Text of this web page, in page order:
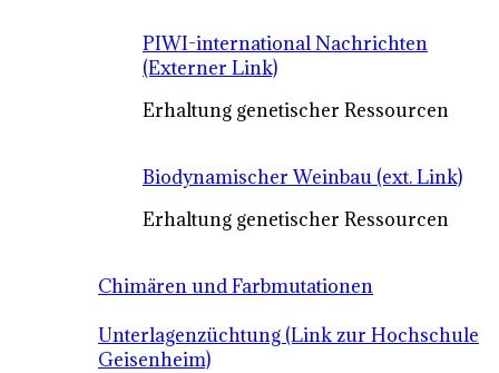
PIWI-international Nachrichten
(Externer Link)
Erhaltung genetischer Ressourcen
Biodynamischer Weinbau (ext. Link)
Erhaltung genetischer Ressourcen
Chimären und Farbmutationen
Unterlagenzüchtung (Link zur Hochschule
Geisenheim)